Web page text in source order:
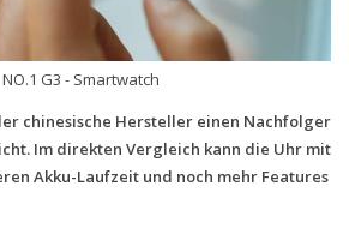
NO.1 G3 - Smartwatch
chinesische Hersteller einen Nachfolger
Im direkten Vergleich kann die Uhr mit
Akku-Laufzeit und noch mehr Features